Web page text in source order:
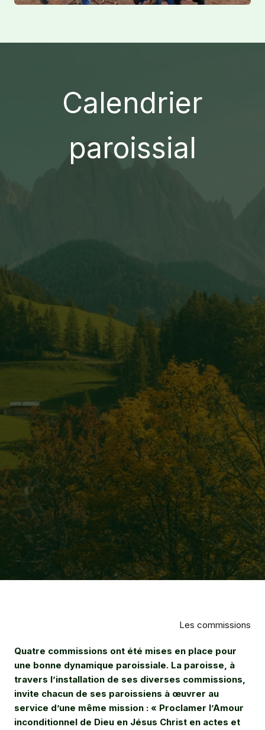
Calendrier
paroissial
Les commissions
Quatre commissions ont été mises en place pour
une bonne dynamique paroissiale. La paroisse, à
travers l’installation de ses diverses commissions,
invite chacun de ses paroissiens à œuvrer au
service d’une même mission : « Proclamer l’Amour
inconditionnel de Dieu en Jésus Christ en actes et